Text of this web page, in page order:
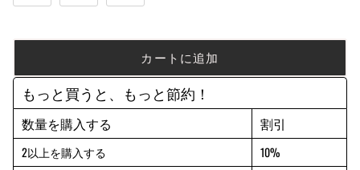
カートに追加
もっと買うと、もっと節約！
数量を購入する 割引
2以上を購入する
10%